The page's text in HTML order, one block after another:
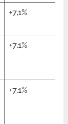
+7,1%
+7,1%
+7,1%